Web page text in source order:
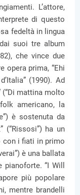
L’attore,
di questo
fedeltà in lingua
suoi tre album
che vince due
opera prima, “Ehi
(1990). Ad
(“Di mattina molto
americano, la
è sostenuta da
(“Rissosi”) ha un
con i fiati in primo
è una ballata
“I Will
più popolare
mentre brandelli